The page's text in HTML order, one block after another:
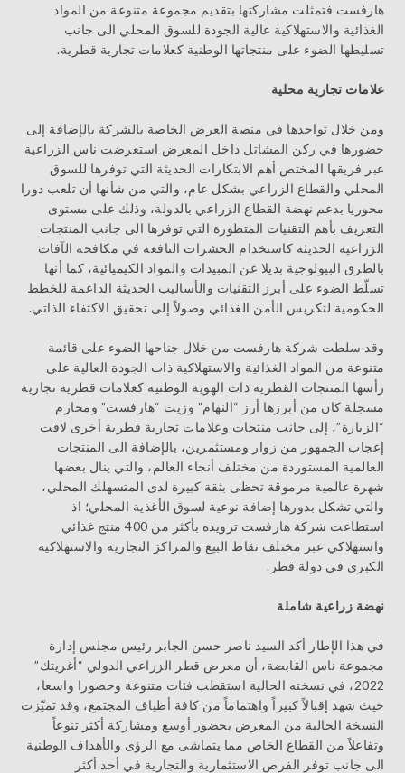
هارفست فتمثلت مشاركتها بتقديم مجموعة متنوعة من المواد
الغذائية والاستهلاكية عالية الجودة للسوق المحلي الى جانب
تسليطها الضوء على منتجاتها الوطنية كعلامات تجارية قطرية.
علامات تجارية محلية
ومن خلال تواجدها في منصة العرض الخاصة بالشركة بالإضافة إلى
حضورها في ركن المشاتل داخل المعرض استعرضت ناس الزراعية
عبر فريقها المختص أهم الابتكارات الحديثة التي توفرها للسوق
المحلي والقطاع الزراعي بشكل عام، والتي من شأنها أن تلعب دورا
محوريا بدعم نهضة القطاع الزراعي بالدولة، وذلك على مستوى
التعريف بأهم التقنيات المتطورة التي توفرها الى جانب المنتجات
الزراعية الحديثة كاستخدام الحشرات النافعة في مكافحة الآفات
بالطرق البيولوجية بديلا عن المبيدات والمواد الكيميائية، كما أنها
تسلّط الضوء على أبرز التقنيات والأساليب الحديثة الداعمة للخطط
الحكومية لتكريس الأمن الغذائي وصولاً إلى تحقيق الاكتفاء الذاتي.
وقد سلطت شركة هارفست من خلال جناحها الضوء على قائمة
متنوعة من المواد الغذائية والاستهلاكية ذات الجودة العالية على
رأسها المنتجات القطرية ذات الهوية الوطنية كعلامات قطرية تجارية
مسجلة كان من أبرزها أرز “النهام” وزيت “هارفست” ومحارم
“الزبارة”، إلى جانب منتجات وعلامات تجارية قطرية أخرى لاقت
إعجاب الجمهور من زوار ومستثمرين، بالإضافة الى المنتجات
العالمية المستوردة من مختلف أنحاء العالم، والتي ينال بعضها
شهرة عالمية مرموقة تحظى بثقة كبيرة لدى المتسهلك المحلي،
والتي تشكل بدورها إضافة نوعية لسوق الأغذية المحلي؛ اذ
استطاعت شركة هارفست تزويده بأكثر من 400 منتج غذائي
واستهلاكي عبر مختلف نقاط البيع والمراكز التجارية والاستهلاكية
الكبرى في دولة قطر.
نهضة زراعية شاملة
في هذا الإطار أكد السيد ناصر حسن الجابر رئيس مجلس إدارة
مجموعة ناس القابضة، أن معرض قطر الزراعي الدولي “أغريتك”
2022، في نسخته الحالية استقطب فئات متنوعة وحضورا واسعا،
حيث شهد إقبالاً كبيراً واهتماماً من كافة أطياف المجتمع، وقد تميّزت
النسخة الحالية من المعرض بحضور أوسع ومشاركة أكثر تنوعاً
وتفاعلاً من القطاع الخاص مما يتماشى مع الرؤى والأهداف الوطنية
الى جانب توفر الفرص الاستثمارية والتجارية في أحد أكثر